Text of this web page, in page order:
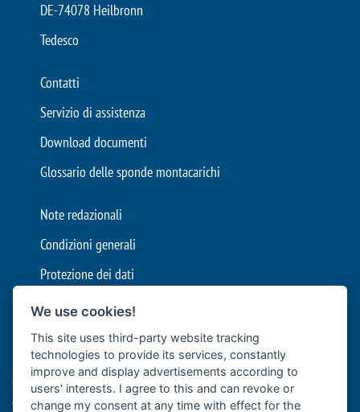
DE-74078 Heilbronn
Tedesco
Contatti
Servizio di assistenza
Download documenti
Glossario delle sponde montacarichi
Note redazionali
Condizioni generali
Protezione dei dati
Impostazioni cookie
Bär Cargolift è leader europeo nella produzione di sponde
montacarichi e sponde idrauliche con sede a Heilbronn, in
Germania. L'azienda a conduzione familiare con oltre 40 anni di
esperienza è fornitore premium e leader nell'innovazione per il
We use cookies!
This site uses third-party website tracking
technologies to provide its services, constantly
improve and display advertisements according to
users' interests. I agree to this and can revoke or
change my consent at any time with effect for the